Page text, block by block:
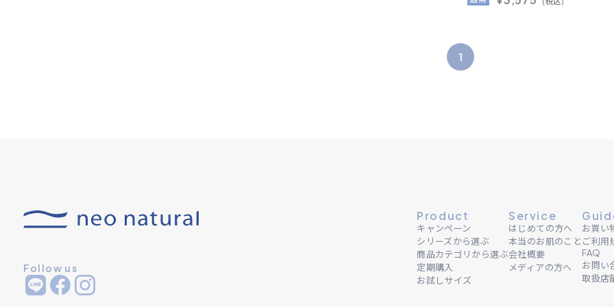
1
Product
キャンペーン
シリーズから選ぶ
商品カテゴリから選ぶ
定期購入
お試しサイズ
Service
はじめての方へ
本当のお肌のこと
会社概要
メディアの方へ
お買い
ご利用
FAQ
お問い
取扱店
Follow us